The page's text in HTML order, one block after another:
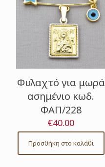
Φυλαχτό για μωρά
ασημένιο κωδ.
ΦΑΠ/228
€40.00
Προσθήκη στο καλάθι